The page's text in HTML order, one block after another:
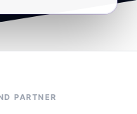
PARTNER